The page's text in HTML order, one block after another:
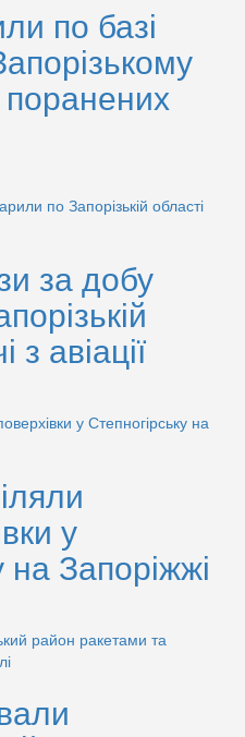
по базі
за добу
з авіації
у
на Запоріжжі